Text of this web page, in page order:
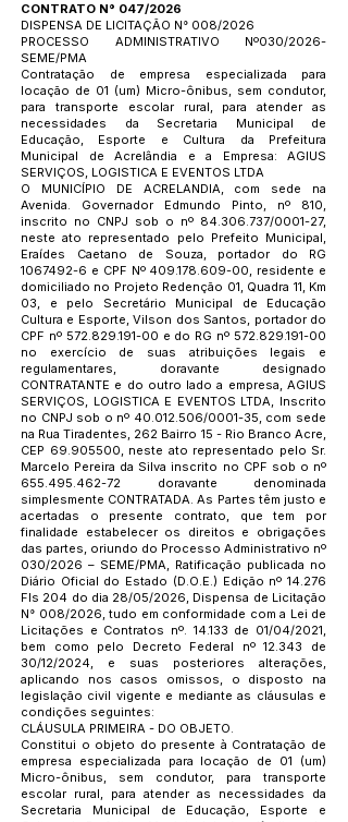
CONTRATO N° 047/2026
DISPENSA DE LICITAÇÃO N° 008/2026
PROCESSO ADMINISTRATIVO Nº030/2026-
SEME/PMA
Contratação de empresa especializada para
locação de 01 (um) Micro-ônibus, sem condutor,
para transporte escolar rural, para atender as
necessidades da Secretaria Municipal de
Educação, Esporte e Cultura da Prefeitura
Municipal de Acrelândia e a Empresa: AGIUS
SERVIÇOS, LOGISTICA E EVENTOS LTDA
O MUNICÍPIO DE ACRELANDIA, com sede na
Avenida. Governador Edmundo Pinto, nº 810,
inscrito no CNPJ sob o nº 84.306.737/0001-27,
neste ato representado pelo Prefeito Municipal,
Eraídes Caetano de Souza, portador do RG
1067492-6 e CPF Nº 409.178.609-00, residente e
domiciliado no Projeto Redenção 01, Quadra 11, Km
03, e pelo Secretário Municipal de Educação
Cultura e Esporte, Vilson dos Santos, portador do
CPF nº 572.829.191-00 e do RG nº 572.829.191-00
no exercício de suas atribuições legais e
regulamentares, doravante designado
CONTRATANTE e do outro lado a empresa, AGIUS
SERVIÇOS, LOGISTICA E EVENTOS LTDA, Inscrito
no CNPJ sob o nº 40.012.506/0001-35, com sede
na Rua Tiradentes, 262 Bairro 15 - Rio Branco Acre,
CEP 69.905500, neste ato representado pelo Sr.
Marcelo Pereira da Silva inscrito no CPF sob o nº
655.495.462-72 doravante denominada
simplesmente CONTRATADA. As Partes têm justo e
acertadas o presente contrato, que tem por
finalidade estabelecer os direitos e obrigações
das partes, oriundo do Processo Administrativo nº
030/2026 – SEME/PMA, Ratificação publicada no
Diário Oficial do Estado (D.O.E.) Edição nº 14.276
Fls 204 do dia 28/05/2026, Dispensa de Licitação
N° 008/2026, tudo em conformidade com a Lei de
Licitações e Contratos nº. 14.133 de 01/04/2021,
bem como pelo Decreto Federal nº 12.343 de
30/12/2024, e suas posteriores alterações,
aplicando nos casos omissos, o disposto na
legislação civil vigente e mediante as cláusulas e
condições seguintes:
CLÁUSULA PRIMEIRA - DO OBJETO.
Constitui o objeto do presente à Contratação de
empresa especializada para locação de 01 (um)
Micro-ônibus, sem condutor, para transporte
escolar rural, para atender as necessidades da
Secretaria Municipal de Educação, Esporte e